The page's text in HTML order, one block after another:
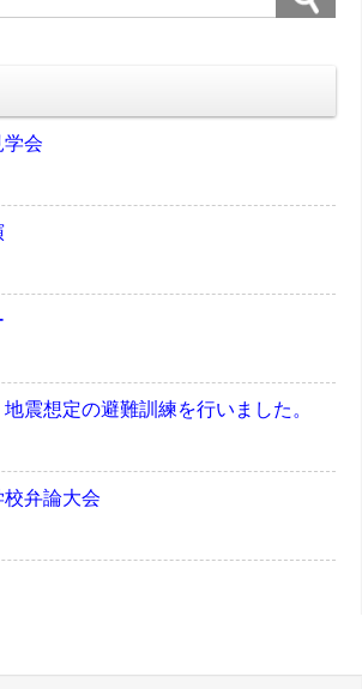
会
震想定の避難訓練を行いました。
弁論大会